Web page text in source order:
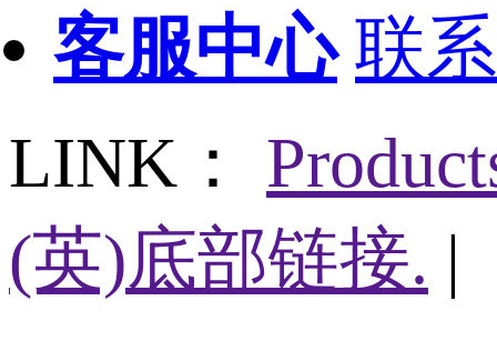
客服中心 联
LINK：
(英)底部链接. |